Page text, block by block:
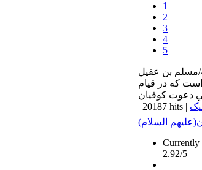
1
2
3
4
5
مسلم بن عقيل
كه در قيام
| 20187 hits |
السلام)
Currently
2.92/5